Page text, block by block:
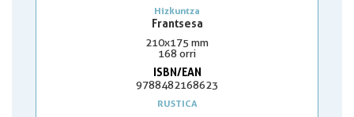
Hizkuntza
Frantsesa
210x175 mm
168 orri
ISBN/EAN
9788482168623
RUSTICA